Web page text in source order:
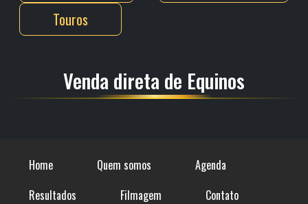
Touros
Venda direta de Equinos
Home Quem somos
Agenda
Resultados
Filmagem
Contato